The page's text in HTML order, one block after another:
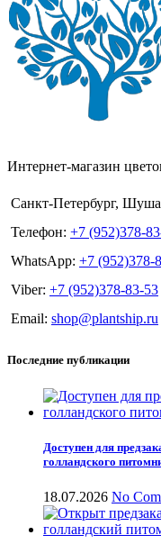
Интернет-магазин
Санкт-Петербург,
Телефон: +7 (952)378-
WhatsApp: +7 (952)378-
Viber: +7 (952)378-83-53
Email: shop@plantship.ru
Последние публикации
Доступен для
голландского
18.07.2026 No